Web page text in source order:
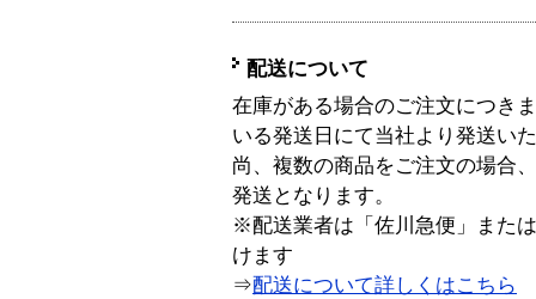
配送について
在庫がある場合のご注文につき
いる発送日にて当社より発送い
尚、複数の商品をご注文の場合
発送となります。
※配送業者は「佐川急便」また
けます
⇒配送について詳しくはこちら